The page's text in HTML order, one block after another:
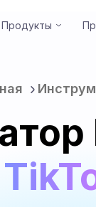
Продукты